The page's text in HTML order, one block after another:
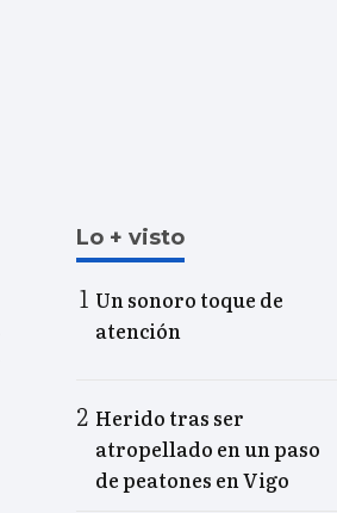
Lo + visto
Un sonoro toque de
atención
Herido tras ser
atropellado en un paso
de peatones en Vigo